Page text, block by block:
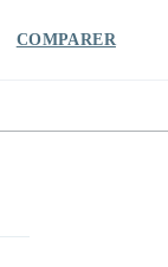
COMPARER